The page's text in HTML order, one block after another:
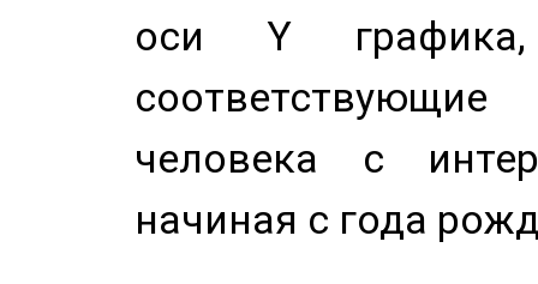
оси Y
человека с
начиная с года